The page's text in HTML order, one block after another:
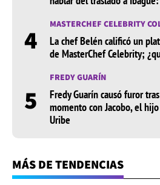
4 MASTERCHEF CELEBRITY
La chef Belén calificó un
de MasterChef Celebrity;
5
FREDY GUARÍN
Fredy Guarín causó furor
momento con Jacobo, el
Uribe
MÁS DE TENDENCIAS